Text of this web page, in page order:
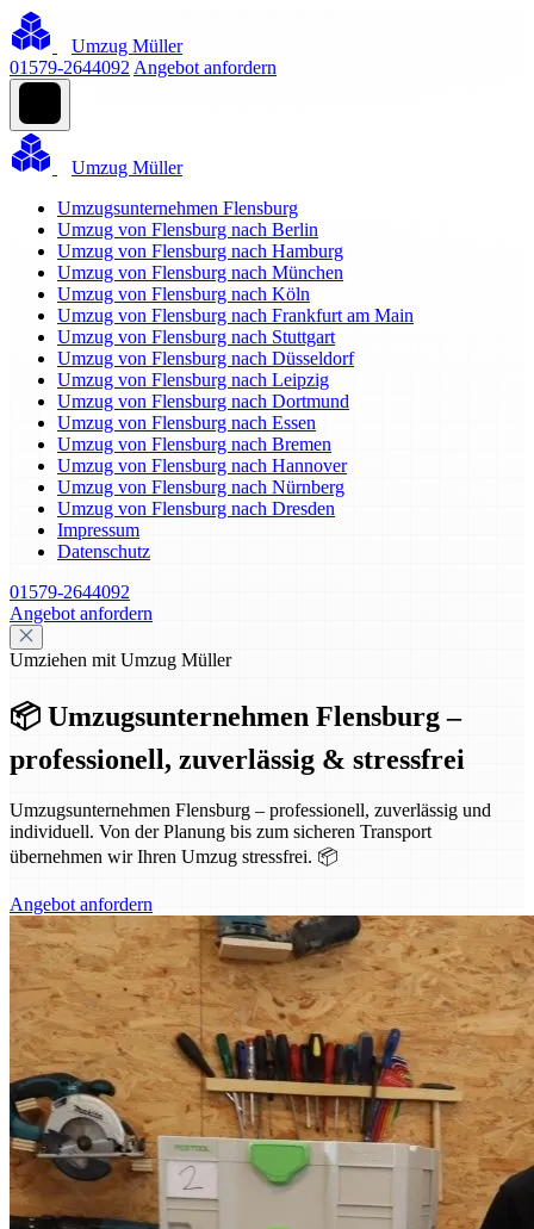
Umzug Müller
01579-2644092 Angebot anfordern
Umzug Müller
Umzugsunternehmen Flensburg
Umzug von Flensburg nach Berlin
Umzug von Flensburg nach Hamburg
Umzug von Flensburg nach München
Umzug von Flensburg nach Köln
Umzug von Flensburg nach Frankfurt am Main
Umzug von Flensburg nach Stuttgart
Umzug von Flensburg nach Düsseldorf
Umzug von Flensburg nach Leipzig
Umzug von Flensburg nach Dortmund
Umzug von Flensburg nach Essen
Umzug von Flensburg nach Bremen
Umzug von Flensburg nach Hannover
Umzug von Flensburg nach Nürnberg
Umzug von Flensburg nach Dresden
Impressum
Datenschutz
01579-2644092
Angebot anfordern
Umziehen mit Umzug Müller
📦 Umzugsunternehmen Flensburg –
professionell, zuverlässig & stressfrei
Umzugsunternehmen Flensburg – professionell, zuverlässig und
individuell. Von der Planung bis zum sicheren Transport
übernehmen wir Ihren Umzug stressfrei. 📦
Angebot anfordern